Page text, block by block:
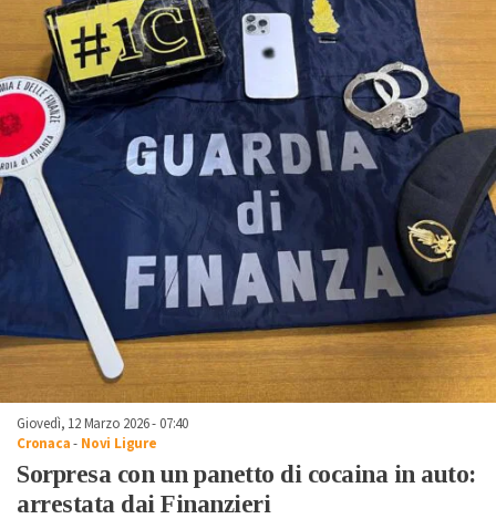
Giovedì, 12 Marzo 2026 - 07:40
Cronaca- Novi Ligure
Sorpresa con un panetto di cocaina in auto:
arrestata dai Finanzieri